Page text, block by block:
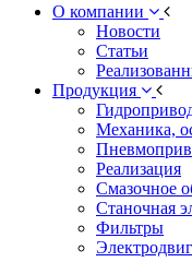
О компании
Новости
Статьи
Продукция
Механика,
Реализация
Смазочное
Станочная
Фильтры